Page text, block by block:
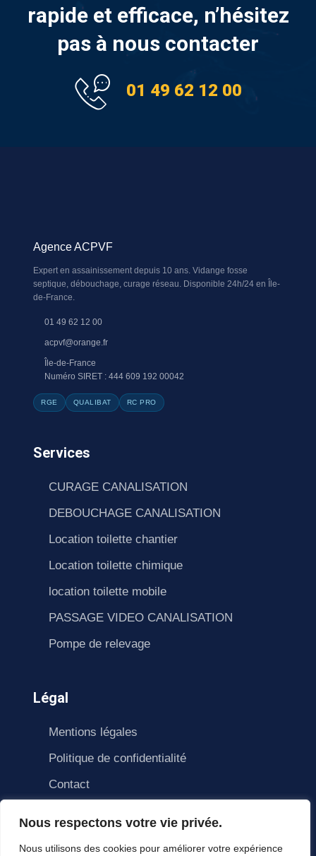
Nous respectons votre vie privée.
Nous utilisons des cookies pour améliorer votre expérience
rapide et efficace, n’hésitez
pas à nous contacter
01 49 62 12 00
Agence ACPVF
Expert en assainissement depuis 10 ans. Vidange fosse
septique, débouchage, curage réseau. Disponible 24h/24 en Île-
de-France.
01 49 62 12 00
acpvf@orange.fr
Île-de-France
Numéro SIRET : 444 609 192 00042
RGE QUALIBAT RC PRO
Services
CURAGE CANALISATION
DEBOUCHAGE CANALISATION
Location toilette chantier
Location toilette chimique
location toilette mobile
PASSAGE VIDEO CANALISATION
Pompe de relevage
Légal
Mentions légales
Politique de confidentialité
Contact